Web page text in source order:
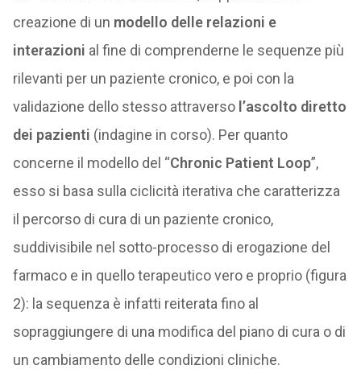
creazione di un modello delle relazioni e
interazioni al fine di comprenderne le sequenze più
rilevanti per un paziente cronico, e poi con la
validazione dello stesso attraverso l’ascolto diretto
dei pazienti (indagine in corso). Per quanto
concerne il modello del “Chronic Patient Loop”,
esso si basa sulla ciclicità iterativa che caratterizza
il percorso di cura di un paziente cronico,
suddivisibile nel sotto-processo di erogazione del
farmaco e in quello terapeutico vero e proprio (figura
2): la sequenza è infatti reiterata fino al
sopraggiungere di una modifica del piano di cura o di
un cambiamento delle condizioni cliniche.